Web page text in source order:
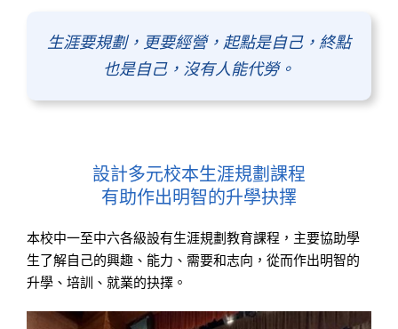
生涯要規劃，更要經營，起點是自己，終點
也是自己，沒有人能代勞。
設計多元校本生涯規劃課程
有助作出明智的升學抉擇
本校中一至中六各級設有生涯規劃教育課程，主要協助學
生了解自己的興趣、能力、需要和志向，從而作出明智的
升學、培訓、就業的抉擇。